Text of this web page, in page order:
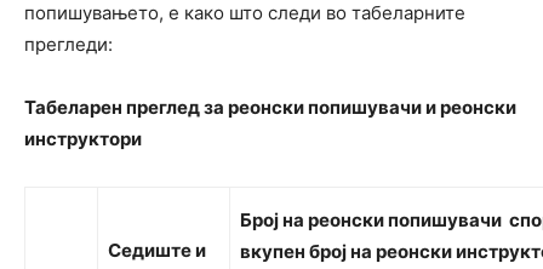
попишувањето, е како што следи во табеларните
прегледи:
Табеларен преглед за реонски попишувачи и реонски
инструктори
Седиштеи
Број на реонски попишувачи
вкупен број на реонски